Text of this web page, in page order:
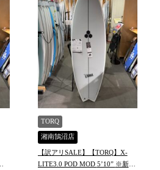
TORQ
湘南鵠沼店
【訳アリSALE】【TORQ】X-
LITE3.0 POD MOD 5’10” ※新品